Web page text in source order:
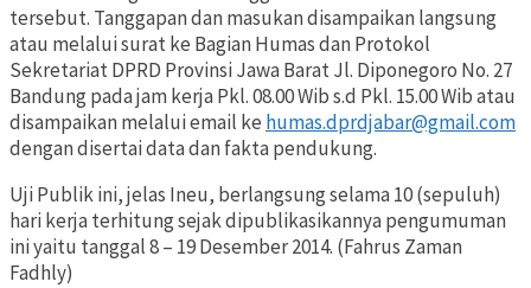
tersebut. Tanggapan dan masukan disampaikan langsung
atau melalui surat ke Bagian Humas dan Protokol
Sekretariat DPRD Provinsi Jawa Barat Jl. Diponegoro No. 27
Bandung pada jam kerja Pkl. 08.00 Wib s.d Pkl. 15.00 Wib atau
disampaikan melalui email ke humas.dprdjabar@gmail.com
dengan disertai data dan fakta pendukung.
Uji Publik ini, jelas Ineu, berlangsung selama 10 (sepuluh)
hari kerja terhitung sejak dipublikasikannya pengumuman
ini yaitu tanggal 8 – 19 Desember 2014. (Fahrus Zaman
Fadhly)